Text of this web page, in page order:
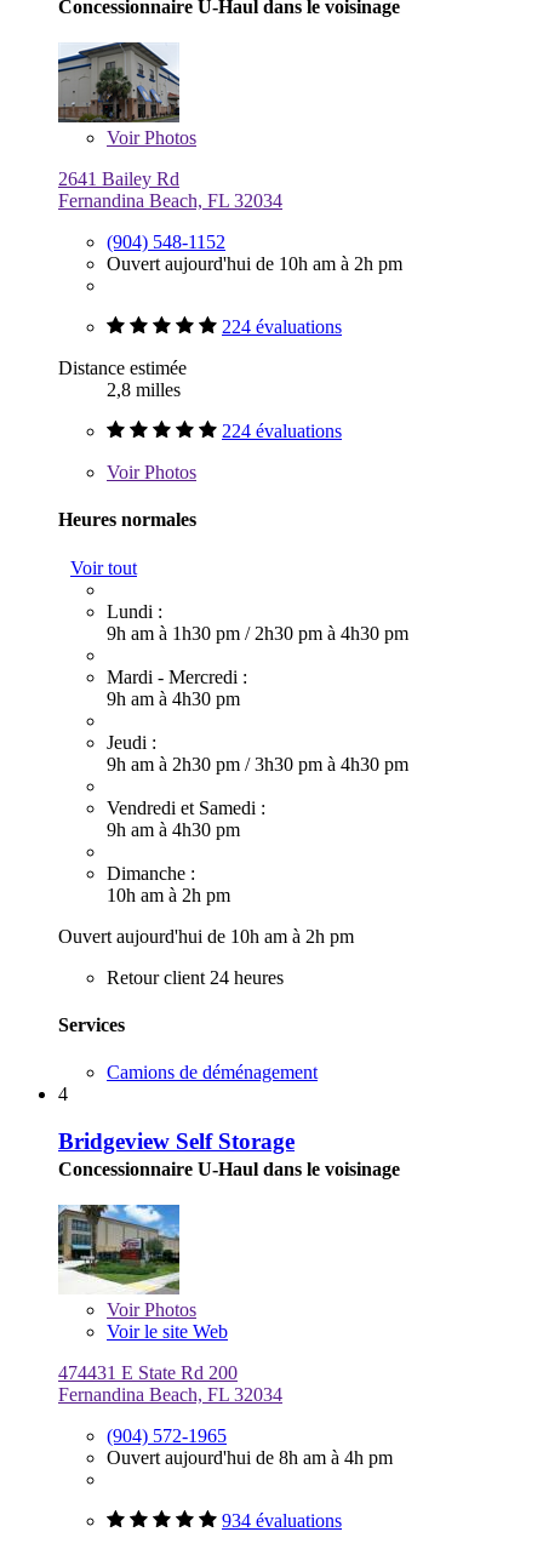
Concessionnaire U-Haul dans le voisinage
VoirPhotos
2641 Bailey Rd
Fernandina Beach, FL 32034
(904) 548-1152
Ouvert aujourd'hui de 10h am à 2h pm
224 évaluations
Distance estimée
2,8 milles
224 évaluations
VoirPhotos
Heures normales
Voir tout
Lundi :
9h am à 1h30 pm / 2h30 pm à 4h30 pm
Mardi - Mercredi :
9h am à 4h30 pm
Jeudi :
9h am à 2h30 pm /3h30 pm à 4h30 pm
Vendredi et Samedi :
9h am à 4h30 pm
Dimanche :
10h am à 2h pm
Ouvert aujourd'hui de 10h am à 2h pm
Retour client 24 heures
Services
Camions de déménagement
4
Bridgeview Self Storage
Concessionnaire U-Haul dans le voisinage
VoirPhotos
Voir le site Web
474431 E State Rd 200
Fernandina Beach, FL 32034
(904) 572-1965
Ouvert aujourd'hui de 8h am à 4h pm
934 évaluations